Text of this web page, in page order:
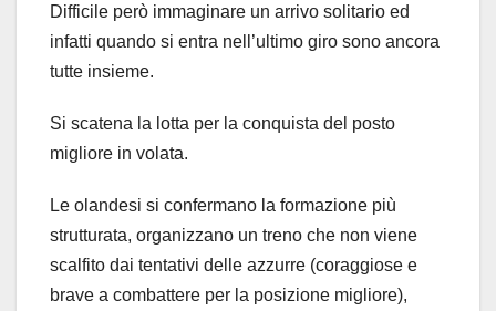
Difficile però immaginare un arrivo solitario ed
infatti quando si entra nell’ultimo giro sono ancora
tutte insieme.
Si scatena la lotta per la conquista del posto
migliore in volata.
Le olandesi si confermano la formazione più
strutturata, organizzano un treno che non viene
scalfito dai tentativi delle azzurre (coraggiose e
brave a combattere per la posizione migliore),